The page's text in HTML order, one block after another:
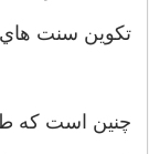
تكوين سنت هاي
چنين است كه